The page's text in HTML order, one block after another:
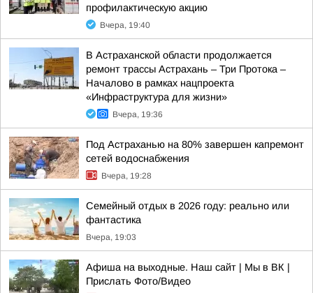
профилактическую акцию
Вчера, 19:40
В Астраханской области продолжается
ремонт трассы Астрахань – Три Протока –
Началово в рамках нацпроекта
«Инфраструктура для жизни»
Вчера, 19:36
Под Астраханью на 80% завершен капремонт
сетей водоснабжения
Вчера, 19:28
Семейный отдых в 2026 году: реально или
фантастика
Вчера, 19:03
Афиша на выходные. Наш сайт | Мы в ВК |
Прислать Фото/Видео